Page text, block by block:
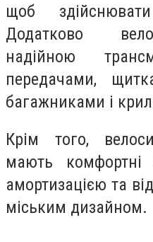
щоб
Додатково
надійною
передачами,
багажниками і
Крім того,
мають
амортизацією та
міським дизайном.